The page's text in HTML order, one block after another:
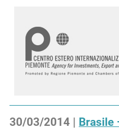
30/03/2014 | Brasile